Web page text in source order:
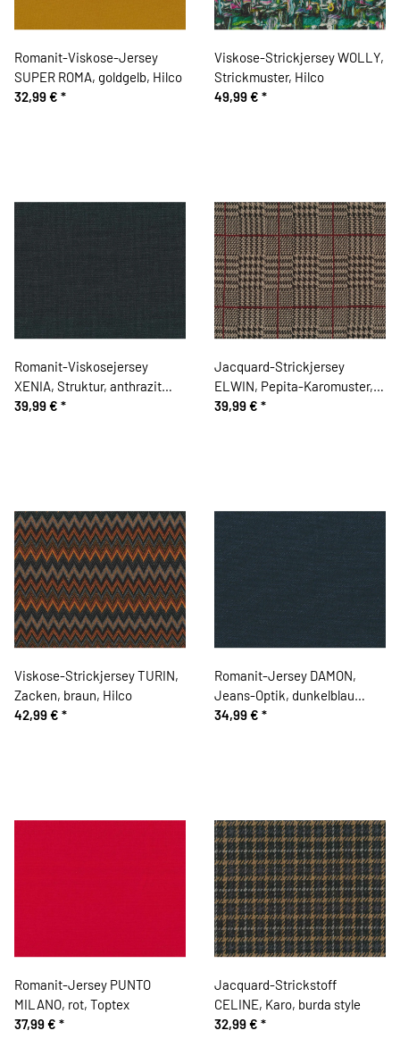
Romanit-Viskose-Jersey
SUPER ROMA, goldgelb, Hilco
32,99 € *
Viskose-Strickjersey WOLLY,
Strickmuster, Hilco
49,99 € *
Romanit-Viskosejersey
XENIA, Struktur, anthrazit
meliert, Hilco
39,99 € *
Jacquard-Strickjersey
ELWIN, Pepita-Karomuster,
dunkelbeige, Hilco
39,99 € *
Viskose-Strickjersey TURIN,
Zacken, braun, Hilco
42,99 € *
Romanit-Jersey DAMON,
Jeans-Optik, dunkelblau
meliert, Toptex
34,99 € *
Romanit-Jersey PUNTO
MILANO, rot, Toptex
37,99 € *
Jacquard-Strickstoff
CELINE, Karo, burda style
32,99 € *